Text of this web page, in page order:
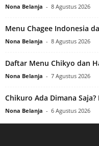
Nona Belanja - 8 Agustus 2026
Menu Chagee Indonesia
Nona Belanja - 8 Agustus 2026
Daftar Menu Chikyo dan
Nona Belanja - 7 Agustus 2026
Chikuro Ada Dimana
Nona Belanja - 6 Agustus 2026